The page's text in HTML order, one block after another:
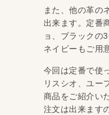
また、他の革の
出来ます。定番
ョ、ブラックの
ネイビーもご用
今回は定番で使
リスシオ、ユー
商品をご紹介い
注文は出来ます